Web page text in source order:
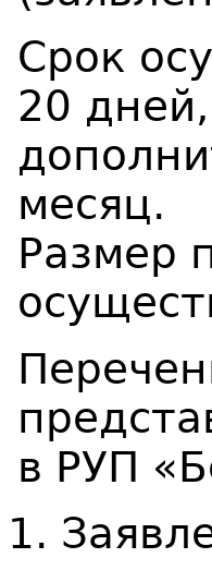
Срок
20
месяц.
Размер
в РУП